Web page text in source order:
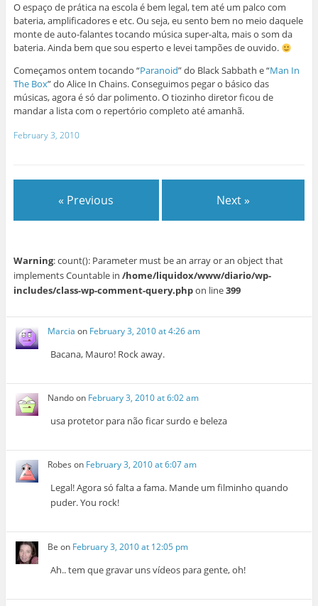
O espaço de prática na escola é bem legal, tem até um palco com
bateria, amplificadores e etc. Ou seja, eu sento bem no meio daquele
monte de auto-falantes tocando música super-alta, mais o som da
bateria. Ainda bem que sou esperto e levei tampões de ouvido.
Começamos ontem tocando “Paranoid” do Black Sabbath e “Man In
The Box” do Alice In Chains. Conseguimos pegar o básico das
músicas, agora é só dar polimento. O tiozinho diretor ficou de
mandar a lista com o repertório completo até amanhã.
February 3, 2010
« Previous Next »
Warning: count(): Parameter must be an array or an object that
implements Countable in /home/liquidox/www/diario/wp-
includes/class-wp-comment-query.phpon line399
Marcia on February 3, 2010 at 4:26 am
Bacana, Mauro! Rock away.
Nandoon February 3, 2010 at 6:02 am
usa protetor para não ficar surdo e beleza
Robes on February 3, 2010 at 6:07 am
Legal! Agora só falta a fama. Mande um filminho quando
puder. You rock!
Be on February 3, 2010 at 12:05 pm
Ah.. tem que gravar uns vídeos para gente, oh!